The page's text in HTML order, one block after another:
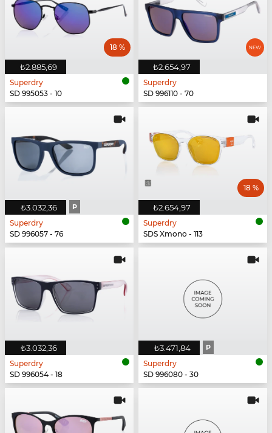
₺2.885,69
18 %
Superdry
SD 995053 - 10
₺2.654,97
Superdry
SD 996110 - 70
₺3.032,36 P
Superdry
SD 996057 - 76
₺2.654,97
18 %
Superdry
SDS Xmono - 113
₺3.032,36
Superdry
SD 996054 - 18
₺3.471,84 P
Superdry
SD 996080 - 30